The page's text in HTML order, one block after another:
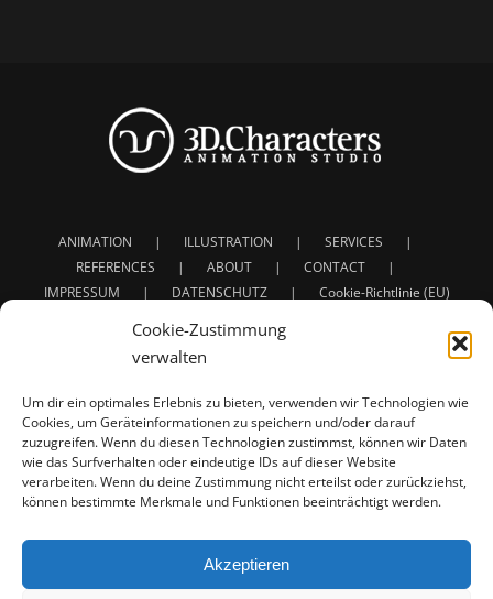
Cookie-Zustimmung
verwalten
Um dir ein optimales Erlebnis zu bieten, verwenden wir Technologien wie
Cookies, um Geräteinformationen zu speichern und/oder darauf
zuzugreifen. Wenn du diesen Technologien zustimmst, können wir Daten
wie das Surfverhalten oder eindeutige IDs auf dieser Website
verarbeiten. Wenn du deine Zustimmung nicht erteilst oder zurückziehst,
können bestimmte Merkmale und Funktionen beeinträchtigt werden.
Akzeptieren
ANIMATION ILLUSTRATION
SERVICES
REFERENCES
ABOUT
CONTACT
IMPRESSUM
DATENSCHUTZ Cookie-Richtlinie (EU)
Service: 3D Animation | Character Animation | Creature
Animation
Full project developement for: Concept - Design - Rigging
- Animation - Texturing - Lighting - Shading - Rendering
For Commercials - Film - Presentations - Illustrations |
Werbung - Film - Präsentationen - Illustrationen